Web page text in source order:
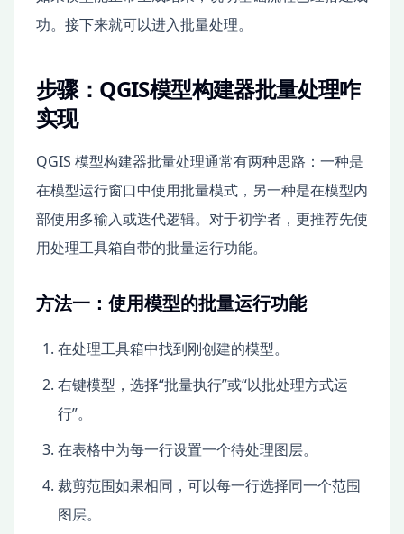
功。接下来就可以进入批量处理。
步骤：QGIS模型构建器批量处理咋
实现
QGIS 模型构建器批量处理通常有两种思路：一种是
在模型运行窗口中使用批量模式，另一种是在模型内
部使用多输入或迭代逻辑。对于初学者，更推荐先使
用处理工具箱自带的批量运行功能。
方法一：使用模型的批量运行功能
在处理工具箱中找到刚创建的模型。
右键模型，选择“批量执行”或“以批处理方式运
行”。
在表格中为每一行设置一个待处理图层。
裁剪范围如果相同，可以每一行选择同一个范围
图层。